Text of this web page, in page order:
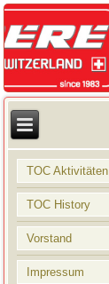
TOC Aktivitäten
TOC History
Vorstand
Impressum